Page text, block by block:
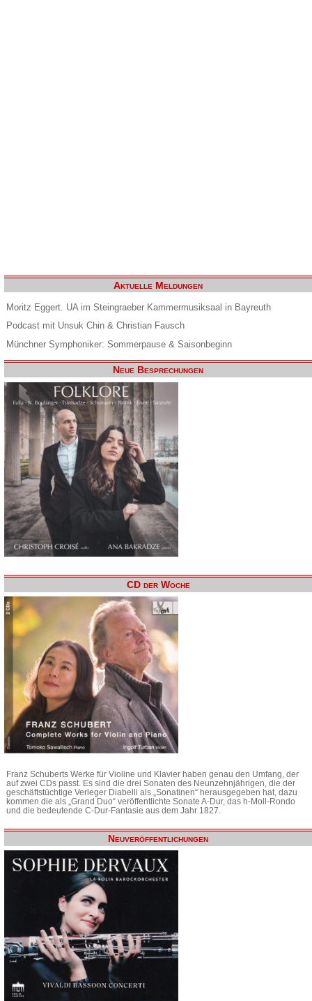
Aktuelle Meldungen
Moritz Eggert. UA im Steingraeber Kammermusiksaal in Bayreuth
Podcast mit Unsuk Chin & Christian Fausch
Münchner Symphoniker: Sommerpause & Saisonbeginn
Neue Besprechungen
CD der Woche
Franz Schuberts Werke für Violine und Klavier haben genau den Umfang, der
auf zwei CDs passt. Es sind die drei Sonaten des Neunzehnjährigen, die der
geschäftstüchtige Verleger Diabelli als „Sonatinen“ herausgegeben hat, dazu
kommen die als „Grand Duo“ veröffentlichte Sonate A-Dur, das h-Moll-Rondo
und die bedeutende C-Dur-Fantasie aus dem Jahr 1827.
Neuveröffentlichungen